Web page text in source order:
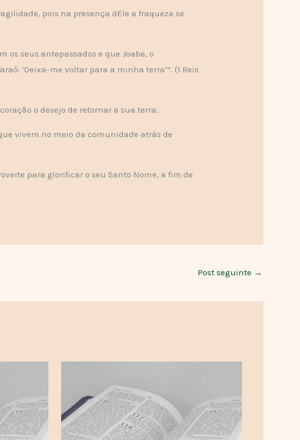
pois na presença dEle a fraqueza se
os seus antepassados e que Joabe, o
‘Deixa-me voltar para a minha terra’”. (1 Reis
o desejo de retornar a sua terra.
vivem no meio da comunidade atrás de
para glorificar o seu Santo Nome, a fim de
Post seguinte →